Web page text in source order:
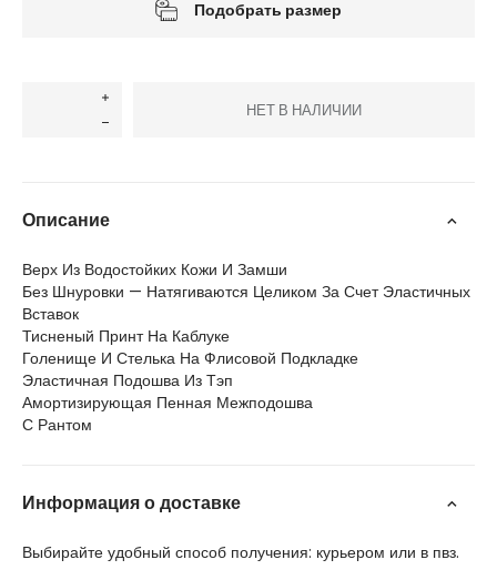
Подобрать размер
НЕТ В НАЛИЧИИ
Описание
Верх Из Водостойких Кожи И Замши
Без Шнуровки — Натягиваются Целиком За Счет Эластичных
Вставок
Тисненый Принт На Каблуке
Голенище И Стелька На Флисовой Подкладке
Эластичная Подошва Из Тэп
Амортизирующая Пенная Межподошва
С Рантом
Информация о доставке
Выбирайте удобный способ получения: курьером или в пвз.